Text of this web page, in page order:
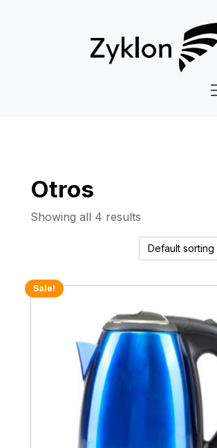
Otros
Showing all 4 results
Sale!